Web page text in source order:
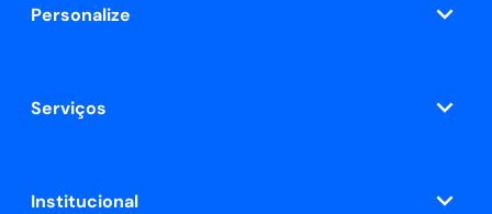
Personalize
Serviços
Institucional